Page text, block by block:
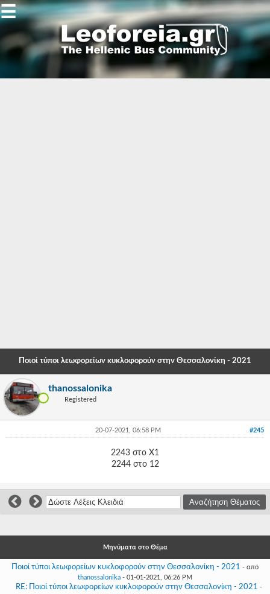
Gallery
-
-
-
-
-
-
Επισκέπτη!
Σύνδεση
☰
Ποιοί τύποι λεωφορείων κυκλοφορούν στην Θεσσαλονίκη - 2021
thanossalonika
Registered
#245
20-07-2021, 06:58 PM
2243 στο Χ1
2244 στο 12
Μηνύματα στο Θέμα
Ποιοί τύποι λεωφορείων κυκλοφορούν στην Θεσσαλονίκη - 2021 - από
thanossalonika - 01-01-2021, 06:26 PM
RE: Ποιοί τύποι λεωφορείων κυκλοφορούν στην Θεσσαλονίκη - 2021 -